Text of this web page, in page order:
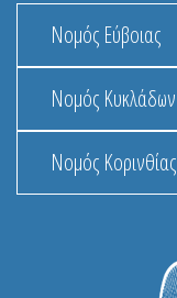
Νομός Εύβοιας
Νομός Κυκλάδων
Νομός Κορινθίας